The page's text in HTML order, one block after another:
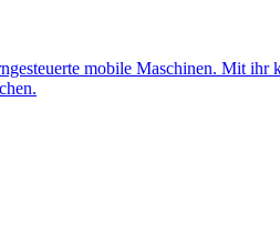
mobile Maschinen. Mit